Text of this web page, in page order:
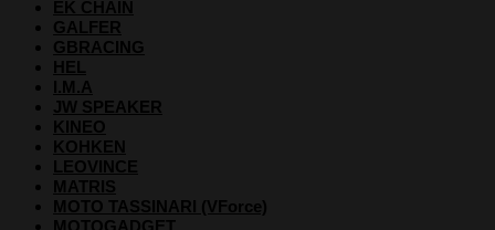
EK CHAIN
GALFER
GBRACING
HEL
I.M.A
JW SPEAKER
KINEO
KOHKEN
LEOVINCE
MATRIS
MOTO TASSINARI (VForce)
MOTOGADGET